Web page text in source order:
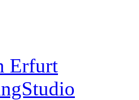
Erfurt